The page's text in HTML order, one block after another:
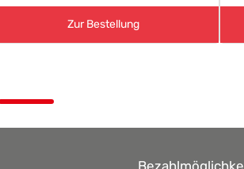
Zur Bestellung